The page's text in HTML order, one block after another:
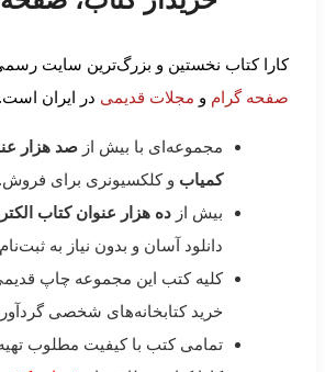
کارا کتاب نخستین و بزرگ‌ترین سایت
صفحه گرام و مجلات قدیمی در ایران است.
مجموعه‌ای با بیش از صد هزار
کمیاب و کلکسیونری برای فروش.
بیش از ده هزار عنوان کتاب
دانلود آسان و بدون نیاز به
کلیه کتب این مجموعه چاپ
خرید کتابخانه‌های شخصی
تمامی کتب با کیفیت مطلوب